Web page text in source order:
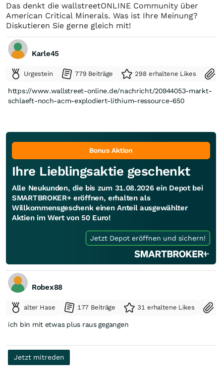
Das denkt die wallstreetONLINE Community über
American Critical Minerals. Was ist Ihre Meinung?
Diskutieren Sie gerne gleich mit!
Karle45
Urgestein 779 Beiträge 298 erhaltene Likes
https://www.wallstreet-online.de/nachricht/20944053-markt-
schlaeft-noch-acm-explodiert-lithium-ressource-650
Bonus Aktion
Ihre Lieblingsaktie geschenkt
Alle Neukunden, die bis zum 31.08.2026 ein Depot bei
SMARTBROKER+ eröffnen, erhalten als
Willkommensgeschenk einen Anteil ausgewählter
Aktien im Wert von 50 Euro!
Jetzt Depot eröffnen und sichern!
Robex88
alter Hase 177 Beiträge 31 erhaltene Likes
ich bin mit etwas plus raus gegangen
Jetzt mitreden